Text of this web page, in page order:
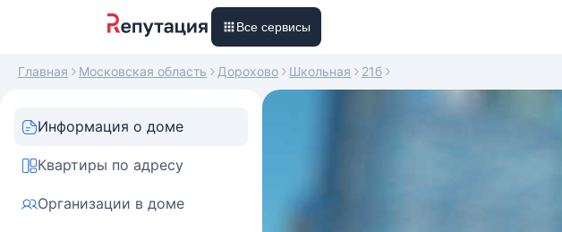
Все сервисы
Главная Московская область Дорохово Школьная 21б
Информация о доме
Квартиры по адресу
Организации в доме